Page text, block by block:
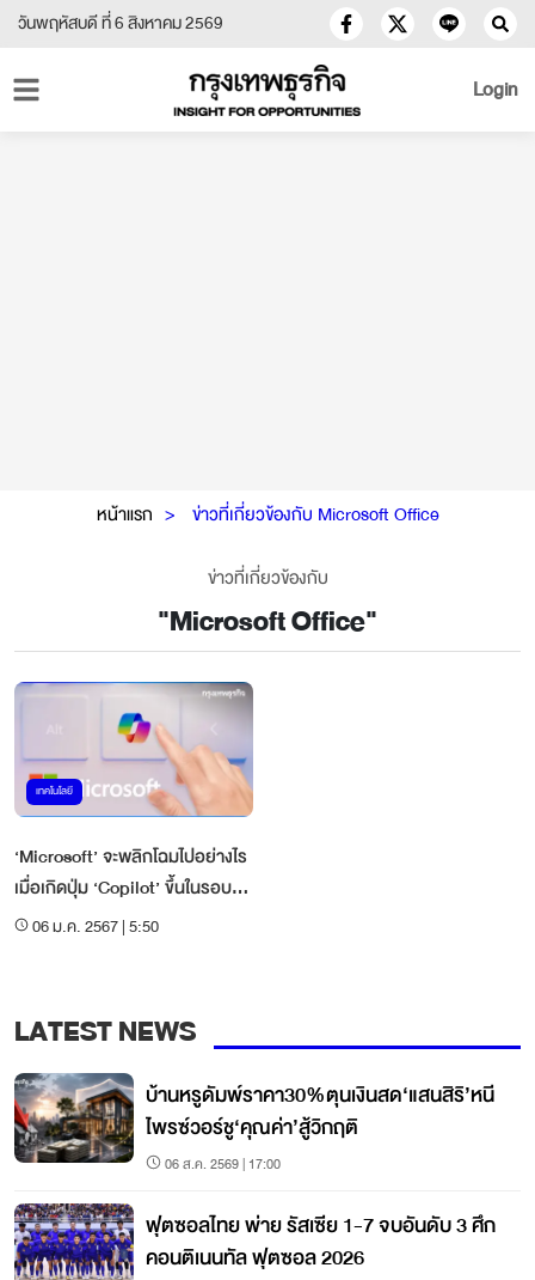
วันพฤหัสบดี ที่ 6 สิงหาคม 2569
Login
หน้าแรก ข่าวที่เกี่ยวข้องกับ Microsoft Office
ข่าวที่เกี่ยวข้องกับ
"Microsoft Office"
เทคโนโลยี
‘Microsoft’ จะพลิกโฉมไปอย่างไร
เมื่อเกิดปุ่ม ‘Copilot’ ขึ้นในรอบ
30 ปี06 ม.ค. 2567 | 5:50
LATEST NEWS
บ้านหรูดัมพ์ราคา30%ตุนเงินสด‘แสนสิริ’หนี
ไพรซ์วอร์ชู‘คุณค่า’สู้วิกฤติ
06 ส.ค. 2569 | 17:00
ฟุตซอลไทย พ่าย รัสเซีย 1-7 จบอันดับ 3 ศึก
คอนติเนนทัล ฟุตซอล 2026